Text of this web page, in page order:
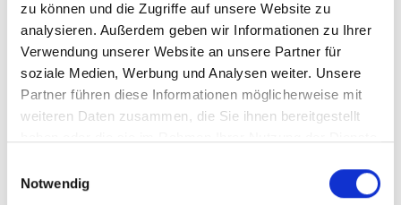
zu können und die Zugriffe auf unsere Website zu
analysieren. Außerdem geben wir Informationen zu Ihrer
Verwendung unserer Website an unsere Partner für
soziale Medien, Werbung und Analysen weiter. Unsere
Partner führen diese Informationen möglicherweise mit
weiteren Daten zusammen, die Sie ihnen bereitgestellt
Notwendig
Produktdetails
ÄHNLICHE PRODUKTE